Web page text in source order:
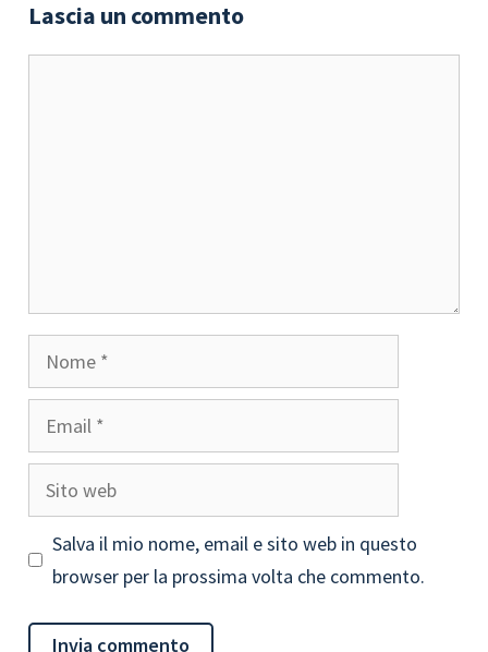
Lascia un commento
Nome
Email
Sito
web
Salva il mio nome, email e sito web in questo
browser per la prossima volta che commento.